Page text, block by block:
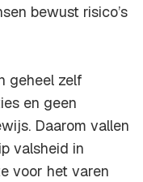
bewust risico’s
geheel zelf
en geen
Daarom vallen
valsheid in
voor het varen